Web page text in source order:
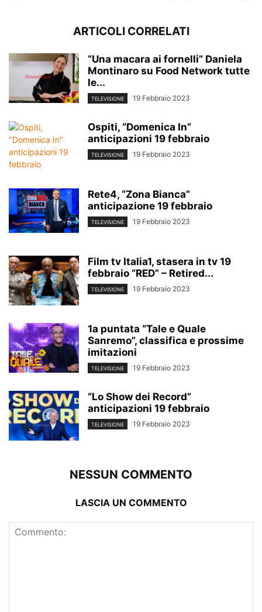
ARTICOLI CORRELATI
“Una macara ai fornelli” Daniela
Montinaro su Food Network tutte
le...
TELEVISIONE 19 Febbraio 2023
Ospiti, “Domenica In”
anticipazioni 19 febbraio
TELEVISIONE 19 Febbraio 2023
Rete4, “Zona Bianca”
anticipazione 19 febbraio
TELEVISIONE 19 Febbraio 2023
Film tv Italia1, stasera in tv 19
febbraio “RED” – Retired...
TELEVISIONE 19 Febbraio 2023
1a puntata “Tale e Quale
Sanremo”, classifica e prossime
imitazioni
TELEVISIONE 19 Febbraio 2023
“Lo Show dei Record”
anticipazioni 19 febbraio
TELEVISIONE 19 Febbraio 2023
NESSUN COMMENTO
LASCIA UN COMMENTO